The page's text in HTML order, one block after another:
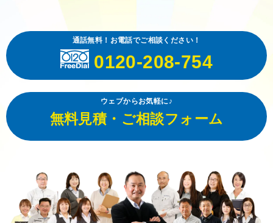
通話無料！お電話でご相談ください！
0120-208-754
ウェブからお気軽に♪
無料見積・ご相談フォーム